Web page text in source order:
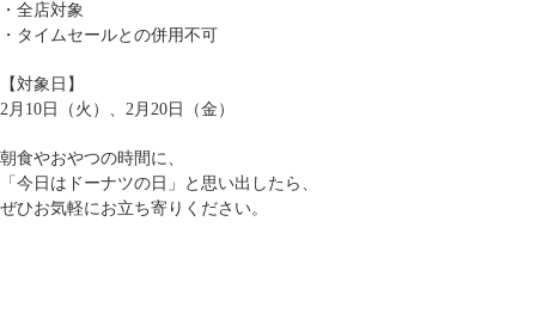
・全店対象
・タイムセールとの併用不可
【対象日】
2月10日（火）、2月20日（金）
朝食やおやつの時間に、
「今日はドーナツの日」と思い出したら、
ぜひお気軽にお立ち寄りください。